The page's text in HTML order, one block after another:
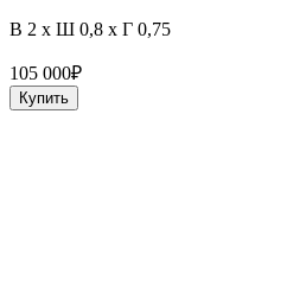
В 2 x Ш 0,8 x Г 0,75
105 000₽
Купить